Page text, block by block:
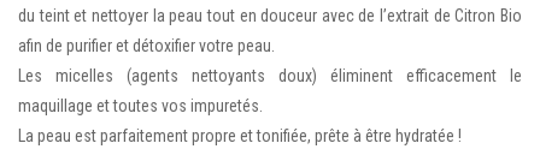
du teint et nettoyer la peau tout en douceur avec de l’extrait de Citron Bio
afin de purifier et détoxifier votre peau.
Les micelles (agents nettoyants doux) éliminent efficacement le
maquillage et toutes vos impuretés.
La peau est parfaitement propre et tonifiée, prête à être hydratée !